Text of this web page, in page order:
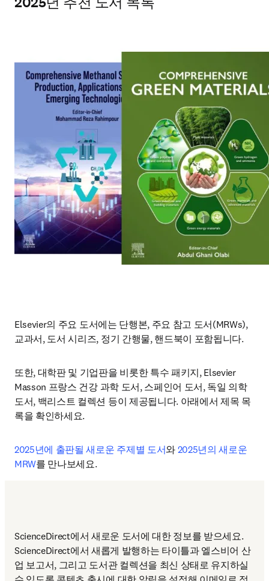
Elsevier의 주요 도서에는 단행본, 주요 참고 도서(MRWs),
교과서, 도서 시리즈, 정기 간행물, 핸드북이 포함됩니다.
또한, 대학판 및 기업판을 비롯한 특수 패키지, Elsevier
Masson 프랑스 건강 과학 도서, 스페인어 도서, 독일 의학
도서, 백리스트 컬렉션 등이 제공됩니다. 아래에서 제목 목
록을 확인하세요.
2025년에 출판될 새로운 주제별 도서와 2025년의 새로운
MRW를 만나보세요.
ScienceDirect에서 새로운 도서에 대한 정보를 받으세요.
ScienceDirect에서 새롭게 발행하는 타이틀과 엘스비어 산
업 보고서, 그리고 도서관 컬렉션을 최신 상태로 유지하실